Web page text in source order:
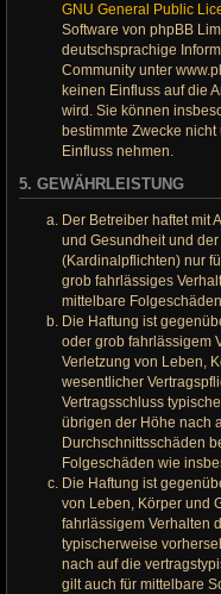
GNU General Public
Software von phpBB
deutschsprachige
Community unter
keinen Einfluss auf die
wird. Sie können
bestimmte Zwecke
Einfluss nehmen.
5. GEWÄHRLEISTUNG
Der Betreiber haftet mit
und Gesundheit und
(Kardinalpflichten) nur
grob fahrlässiges
mittelbare
Die Haftung ist
oder grob fahrlässigem
Verletzung von Leben,
wesentlicher
Vertragsschluss
übrigen der Höhe nach
Durchschnittsschäden
Folgeschäden wie
Die Haftung ist
von Leben, Körper und
fahrlässigem Verhalten
typischerweise
nach auf die
gilt auch für mittelbare